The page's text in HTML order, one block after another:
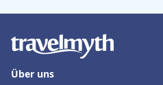
Über uns